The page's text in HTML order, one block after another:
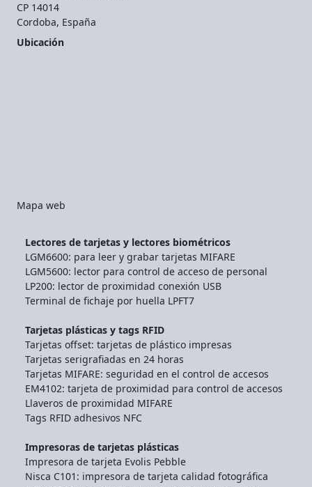
CP 14014
Cordoba, España
Ubicación
Mapa web
Lectores de tarjetas y lectores biométricos
LGM6600: para leer y grabar tarjetas MIFARE
LGM5600: lector para control de acceso de personal
LP200: lector de proximidad conexión USB
Terminal de fichaje por huella LPFT7
Tarjetas plásticas y tags RFID
Tarjetas offset: tarjetas de plástico impresas
Tarjetas serigrafiadas en 24 horas
Tarjetas MIFARE: seguridad en el control de accesos
EM4102: tarjeta de proximidad para control de accesos
Llaveros de proximidad MIFARE
Tags RFID adhesivos NFC
Impresoras de tarjetas plásticas
Impresora de tarjeta Evolis Pebble
Nisca C101: impresora de tarjeta calidad fotográfica